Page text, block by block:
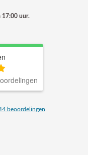
17:00 uur.
beoordelingen